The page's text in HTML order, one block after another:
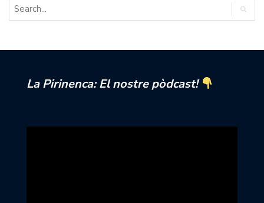
La Pirinenca: El nostre pòdcast!